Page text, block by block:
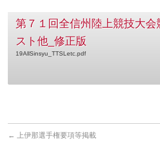
第７１回全信州陸上競技大会
スト他_修正版
19AllSinsyu_TTSLetc.pdf
← 上伊那選手権要項等掲載